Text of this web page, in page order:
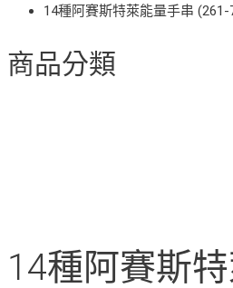
14種阿賽斯特萊能量手串 (261-
商品分類
14種阿賽斯